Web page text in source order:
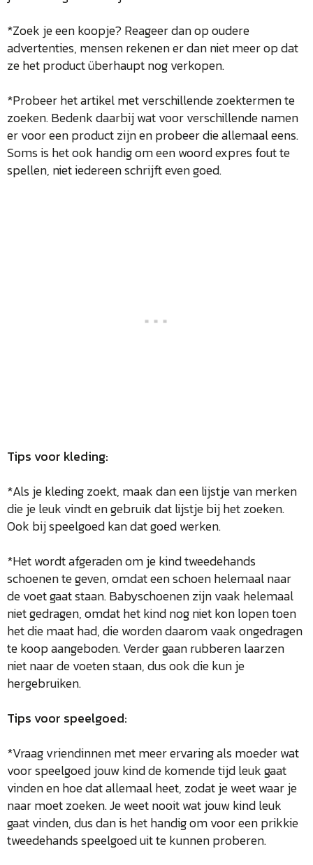
*Zoek je een koopje? Reageer dan op oudere
advertenties, mensen rekenen er dan niet meer op dat
ze het product überhaupt nog verkopen.
*Probeer het artikel met verschillende zoektermen te
zoeken. Bedenk daarbij wat voor verschillende namen
er voor een product zijn en probeer die allemaal eens.
Soms is het ook handig om een woord expres fout te
spellen, niet iedereen schrijft even goed.
Tips voor kleding:
*Als je kleding zoekt, maak dan een lijstje van merken
die je leuk vindt en gebruik dat lijstje bij het zoeken.
Ook bij speelgoed kan dat goed werken.
*Het wordt afgeraden om je kind tweedehands
schoenen te geven, omdat een schoen helemaal naar
de voet gaat staan. Babyschoenen zijn vaak helemaal
niet gedragen, omdat het kind nog niet kon lopen toen
het die maat had, die worden daarom vaak ongedragen
te koop aangeboden. Verder gaan rubberen laarzen
niet naar de voeten staan, dus ook die kun je
hergebruiken.
Tips voor speelgoed:
*Vraag vriendinnen met meer ervaring als moeder wat
voor speelgoed jouw kind de komende tijd leuk gaat
vinden en hoe dat allemaal heet, zodat je weet waar je
naar moet zoeken. Je weet nooit wat jouw kind leuk
gaat vinden, dus dan is het handig om voor een prikkie
tweedehands speelgoed uit te kunnen proberen.